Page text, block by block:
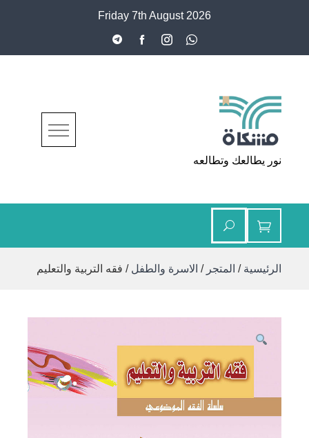
Friday 7th August 2026
مشكاة
نور يطالعك وتطالعه
الرئيسية / المتجر / الاسرة والطفل / فقه التربية والتعليم